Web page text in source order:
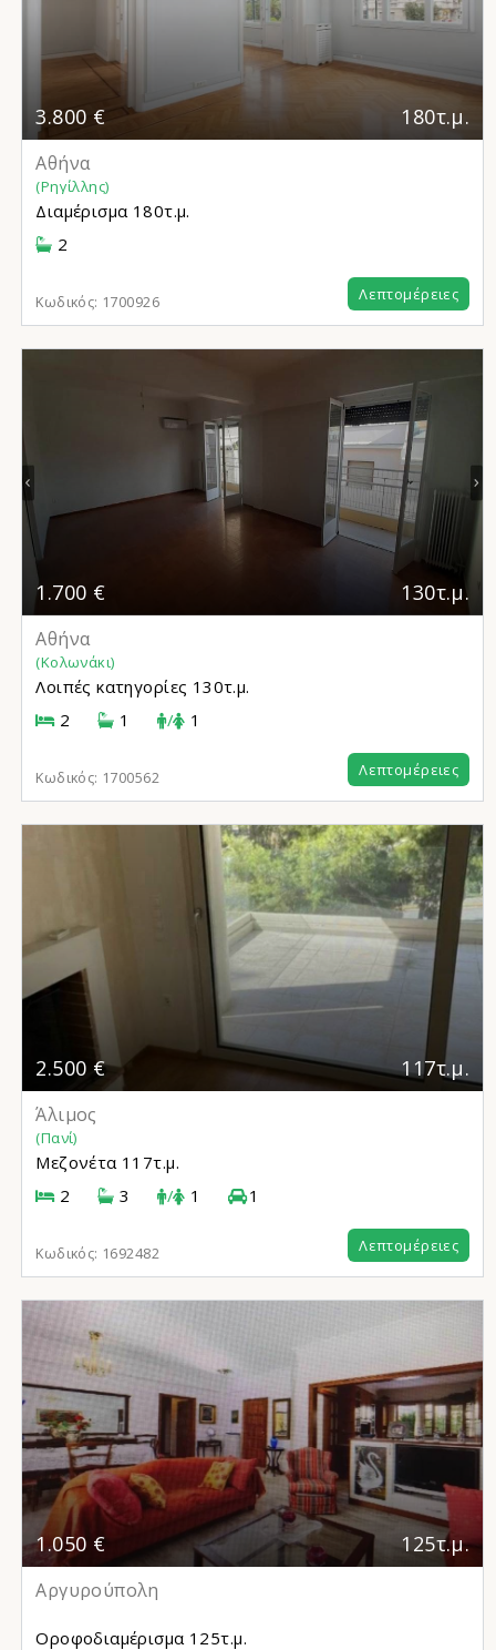
3.800 € 180τ.μ.
Αθήνα
(Ρηγίλλης)
Διαμέρισμα 180τ.μ.
2
Κωδικός: 1700926 Λεπτομέρειες
1.700 € 130τ.μ.
Αθήνα
(Κολωνάκι)
Λοιπές κατηγορίες 130τ.μ.
2
1 / 1
Κωδικός: 1700562 Λεπτομέρειες
2.500 € 117τ.μ.
Άλιμος
(Πανί)
Μεζονέτα 117τ.μ.
2
3 / 1 1
Κωδικός: 1692482 Λεπτομέρειες
1.050 € 125τ.μ.
Αργυρούπολη
Οροφοδιαμέρισμα 125τ.μ.